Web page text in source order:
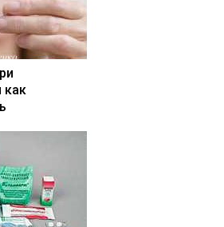
как